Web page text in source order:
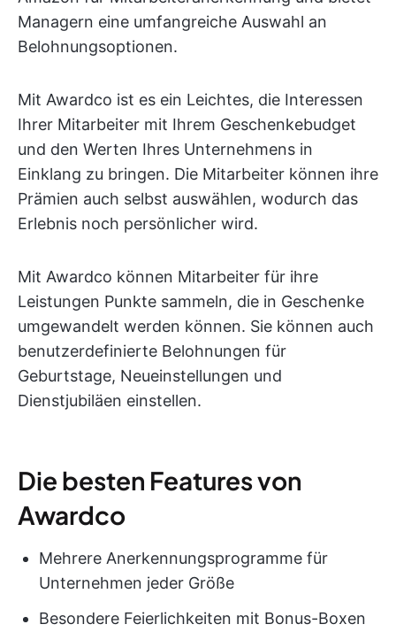
Managern eine umfangreiche Auswahl an
Belohnungsoptionen.
Mit Awardco ist es ein Leichtes, die Interessen
Ihrer Mitarbeiter mit Ihrem Geschenkebudget
und den Werten Ihres Unternehmens in
Einklang zu bringen. Die Mitarbeiter können ihre
Prämien auch selbst auswählen, wodurch das
Erlebnis noch persönlicher wird.
Mit Awardco können Mitarbeiter für ihre
Leistungen Punkte sammeln, die in Geschenke
umgewandelt werden können. Sie können auch
benutzerdefinierte Belohnungen für
Geburtstage, Neueinstellungen und
Dienstjubiläen einstellen.
Die besten Features von
Awardco
Mehrere Anerkennungsprogramme für
Unternehmen jeder Größe
Besondere Feierlichkeiten mit Bonus-Boxen